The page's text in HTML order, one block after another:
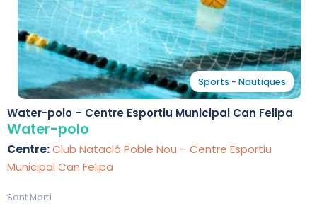
Sports - Nautiques
Water-polo – Centre Esportiu Municipal Can Felipa
Water-polo
Centre:Club Natació Poble Nou – Centre Esportiu
Municipal Can Felipa
Sant Martí